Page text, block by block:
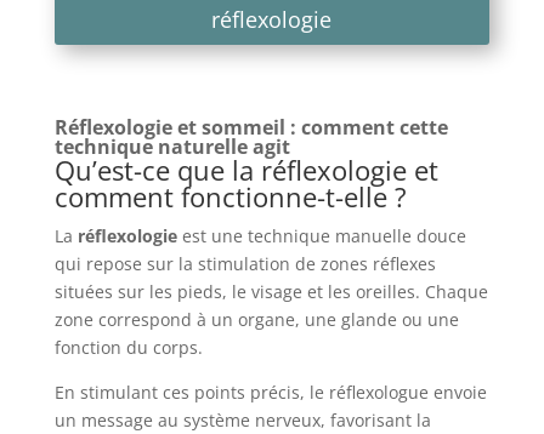
réflexologie
Réflexologie et sommeil : comment cette
technique naturelle agit
Qu’est-ce que la réflexologie et
comment fonctionne-t-elle ?
La réflexologieest une technique manuelle douce
qui repose sur la stimulation de zones réflexes
situées sur les pieds, le visage et les oreilles. Chaque
zone correspond à un organe, une glande ou une
fonction du corps.
En stimulant ces points précis, le réflexologue envoie
un message au système nerveux, favorisant la